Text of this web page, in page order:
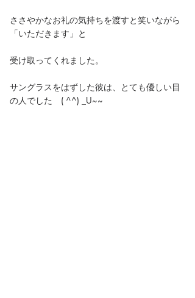
ささやかなお礼の気持ちを渡すと笑いながら
「いただきます」と
受け取ってくれました。
サングラスをはずした彼は、とても優しい目
の人でした　( ^^) _U~~